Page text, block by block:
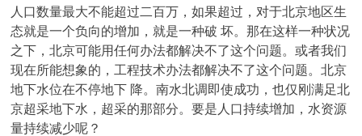
人口数量最大不能超过二百万，如果超过，对于北京地区生
态就是一个负向的增加，就是一种破 坏。那在这样一种状况
之下，北京可能用任何办法都解决不了这个问题。或者我们
现在所能想象的，工程技术办法都解决不了这个问题。北京
地下水位在不停地下 降。南水北调即使成功，也仅刚满足北
京超采地下水，超采的那部分。要是人口持续增加，水资源
量持续减少呢？